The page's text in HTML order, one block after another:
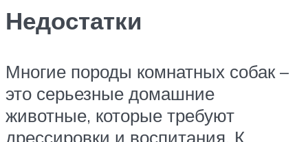
Недостатки
Многие породы комнатных собак –
это серьезные домашние
животные, которые требуют
дрессировки и воспитания. К